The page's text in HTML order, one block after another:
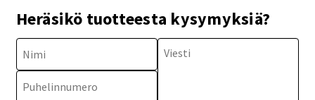
Heräsikö tuotteesta kysymyksiä?